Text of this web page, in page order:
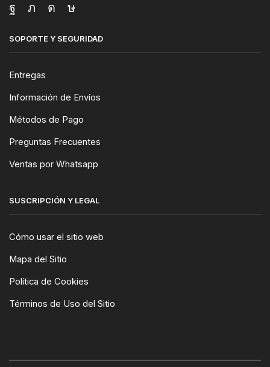
SOPORTE Y SEGURIDAD
Entregas
Información de Envíos
Métodos de Pago
Preguntas Frecuentes
Ventas por Whatsapp
SUSCRIPCIÓN Y LEGAL
Cómo usar el sitio web
Mapa del Sitio
Política de Cookies
Términos de Uso del Sitio